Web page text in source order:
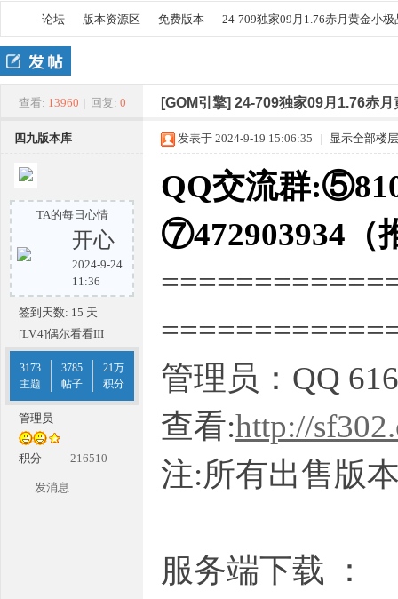
九
»
论坛 版本资源区 免费版本
›
24-709独家09月1.76赤月黄金小
查看: 13960 | 回复: 0 [GOM引擎] 24-709独家09月1.76赤
四九版本库
TA的每日心情
开心
2024-9-24
11:36
签到天数: 15 天
[LV.4]偶尔看看III
3173
主题
3785
帖子
21万
积分
管理员
积分 216510
发消息
发表于 2024-9-19 15:06:35 | 显示全部楼层
QQ交流群
⑦472903934（
管理员：QQ
查看:http://
注:所有出售版
服务端下载 ：